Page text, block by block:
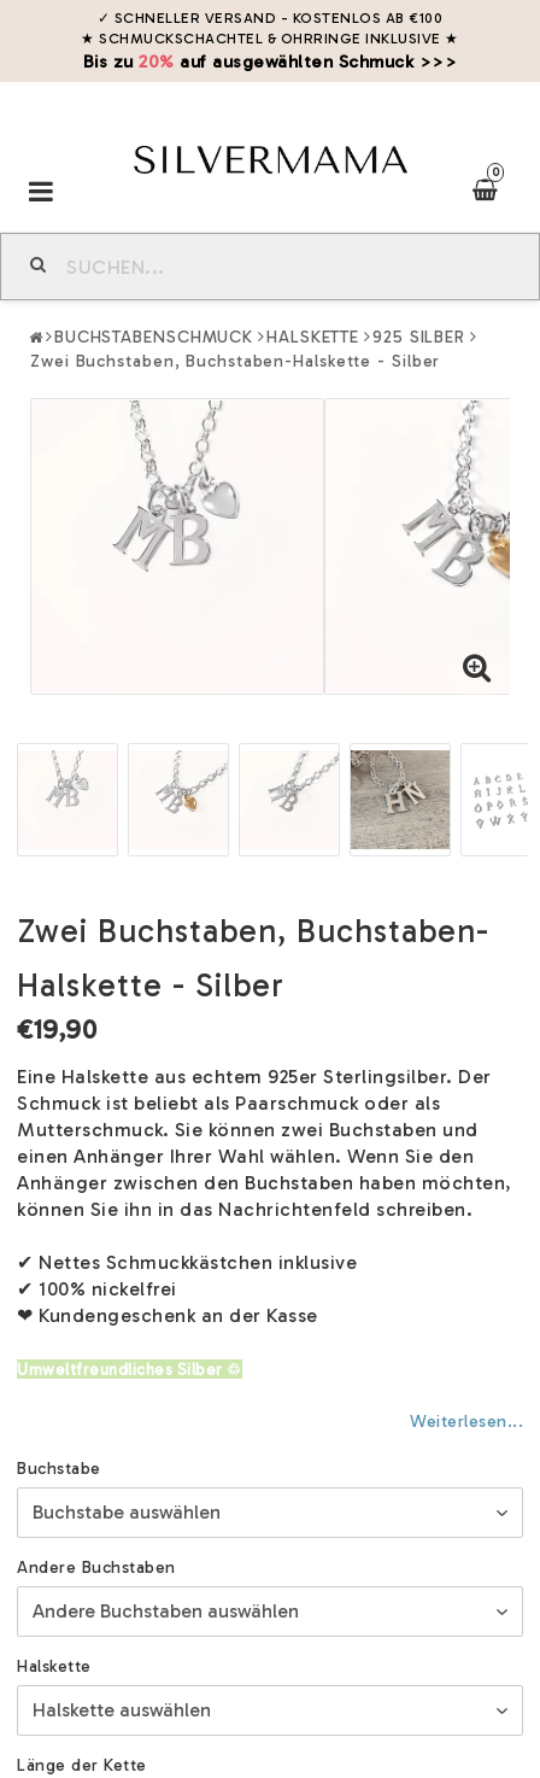
✓ SCHNELLER VERSAND - KOSTENLOS AB €100
★ SCHMUCKSCHACHTEL & OHRRINGE INKLUSIVE ★
Bis zu20% auf ausgewählten Schmuck >>>
0
Toggle
navigation
BUCHSTABENSCHMUCK HALSKETTE
925 SILBER
Zwei Buchstaben, Buchstaben-Halskette - Silber
Zwei Buchstaben, Buchstaben-
Halskette - Silber
€19,90
Eine Halskette aus echtem 925er Sterlingsilber. Der
Schmuck ist beliebt als Paarschmuck oder als
Mutterschmuck. Sie können zwei Buchstaben und
einen Anhänger Ihrer Wahl wählen. Wenn Sie den
Anhänger zwischen den Buchstaben haben möchten,
können Sie ihn in das Nachrichtenfeld schreiben.
✔ Nettes Schmuckkästchen inklusive
✔ 100% nickelfrei
❤ Kundengeschenk an der Kasse
Umweltfreundliches Silber ♲
Weiterlesen...
Buchstabe
Andere Buchstaben
Halskette
Länge der Kette